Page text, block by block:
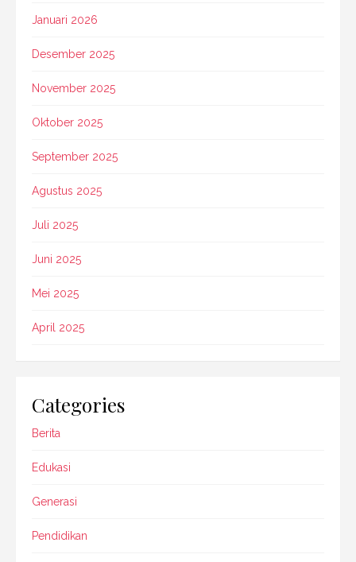
Januari 2026
Desember 2025
November 2025
Oktober 2025
September 2025
Agustus 2025
Juli 2025
Juni 2025
Mei 2025
April 2025
Categories
Berita
Edukasi
Generasi
Pendidikan